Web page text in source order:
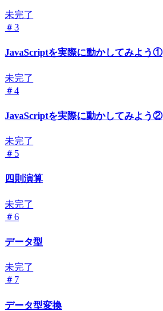
未完了
＃3
JavaScriptを実際に動かしてみよう①
未完了
＃4
JavaScriptを実際に動かしてみよう②
未完了
＃5
四則演算
未完了
＃6
データ型
未完了
＃7
データ型変換